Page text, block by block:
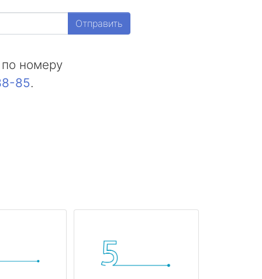
Отправить
номеру
85.